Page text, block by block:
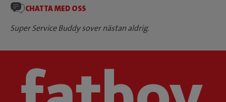
CHATTA MED OSS
Super Service Buddy sover nästan aldrig.